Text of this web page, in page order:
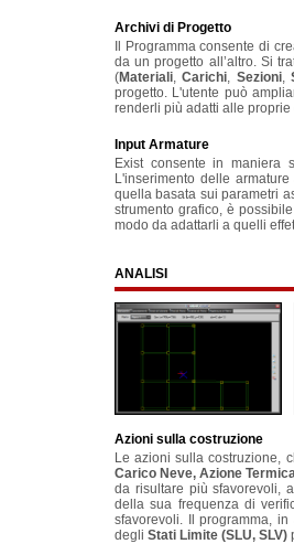
Archivi di Progetto
Il Programma consente di
da un progetto all’altro. Si
(Materiali,Carichi, Sezioni,
progetto. L'utente può
renderli più adatti alle proprie
Input Armature
Exist consente in
L'inserimento delle
quella basata sui parametri
strumento grafico, è
modo da adattarli a quelli
ANALISI
Azioni sulla costruzione
Le azioni sulla costruzione,
Carico Neve, Azione
da risultare più sfavorevoli,
della sua frequenza di
sfavorevoli. Il programma,
degli Stati Limite (SLU, SLV)